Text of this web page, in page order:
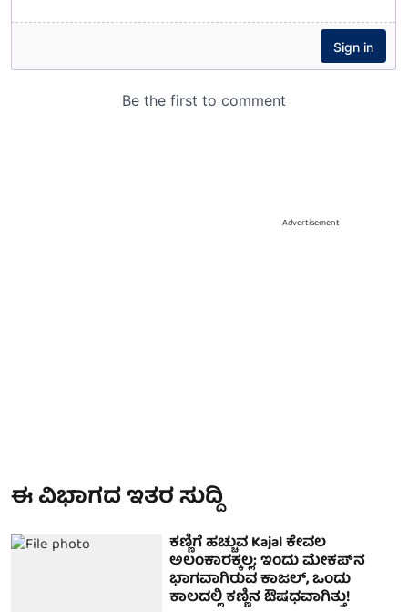
Advertisement
ಈ ವಿಭಾಗದ ಇತರ ಸುದ್ದಿ
ಕಣ್ಣಿಗೆ ಹಚ್ಚುವ Kajal ಕೇವಲ
ಅಲಂಕಾರಕ್ಕಲ್ಲ; ಇಂದು ಮೇಕಪ್‌ನ
ಭಾಗವಾಗಿರುವ ಕಾಜಲ್, ಒಂದು
ಕಾಲದಲ್ಲಿ ಕಣ್ಣಿನ ಔಷಧವಾಗಿತ್ತು!